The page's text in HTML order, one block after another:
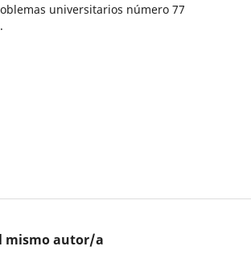
universitarios número 77
mismo autor/a